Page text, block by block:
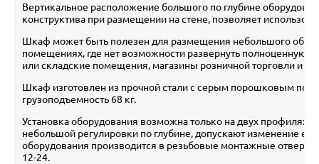
Вертикальное расположение большого по глубине
конструктива при размещении на стене, позволяет
Шкаф может быть полезен для размещения небольшого
помещениях, где нет возможности развернуть полноценную
или складские помещения, магазины розничной торговли и тд.
Шкаф изготовлен из прочной стали с серым порошковым
грузоподъемность 68 кг.
Установка оборудования возможна только на двух
небольшой регулировки по глубине, допускают изменение
оборудования производится в резьбовые монтажные
12-24.